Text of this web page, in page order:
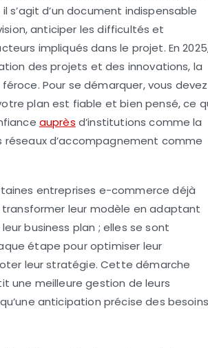
s’agit d’un document indispensable
anticiper les difficultés et
impliqués dans le projet. En
des projets et des innovations, la
Pour se démarquer, vous devez
plan est fiable et bien pensé, ce
auprès d’institutions comme la
réseaux d’accompagnement comme
entreprises e-commerce déjà
leur modèle en adaptant
business plan ; elles se sont
étape pour optimiser leur
leur stratégie. Cette démarche
une meilleure gestion de leurs
anticipation précise des besoins